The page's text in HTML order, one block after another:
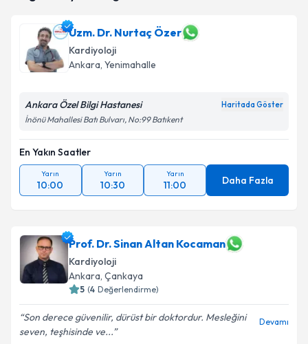
E-posta Adresiniz
Kişisel verilerimin işlenmesine ilişkin
Aydınlatma
Metni'ni okudum ve kişisel verilerimin belirtilen
Takvim Talebini Gönder
Uzm. Dr. Nurtaç Özer
Kardiyoloji
Ankara, Yenimahalle
Ankara Özel Bilgi Hastanesi Haritada Göster
İnönü Mahallesi Batı Bulvarı, No:99 Batıkent
En Yakın Saatler
Yarın
10:00
Yarın
10:30
Yarın
11:00 Daha Fazla
Prof. Dr. Sinan Altan Kocaman
Kardiyoloji
Ankara, Çankaya
5 (4 Değerlendirme)
Son derece güvenilir, dürüst bir doktordur. Mesleğini
seven, teşhisinde ve...
Devamı